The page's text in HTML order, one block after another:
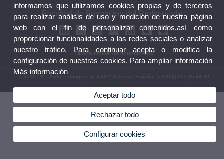
Facultad de Formación del Profesorado
Tablón Oficial de anuncios UV
© 2026 UV. - Avda. Tarongers, 4. 46022 Valencia. España. Tel (+34) 963 86 44 90
Aviso legal|Accesibilidad|Política privacidad|Cookies|Transparencia|Buzón Facultad
informamos que utilizamos cookies propias y de terceros
para realizar análisis de uso y medición de nuestra página
web con el fin de personalizar contenidos,así como
proporcionar funcionalidades a las redes sociales o analizar
nuestro tráfico. Para continuar acepta o modifica la
configuración de nuestras cookies. Para ampliar información
Más información
Aceptar todo
Rechazar todo
Configurar cookies